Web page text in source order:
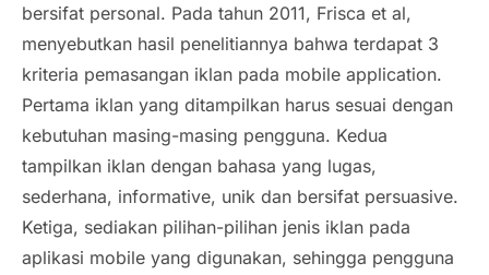
bersifat personal. Pada tahun 2011, Frisca et al,
menyebutkan hasil penelitiannya bahwa terdapat 3
kriteria pemasangan iklan pada mobile application.
Pertama iklan yang ditampilkan harus sesuai dengan
kebutuhan masing-masing pengguna. Kedua
tampilkan iklan dengan bahasa yang lugas,
sederhana, informative, unik dan bersifat persuasive.
Ketiga, sediakan pilihan-pilihan jenis iklan pada
aplikasi mobile yang digunakan, sehingga pengguna